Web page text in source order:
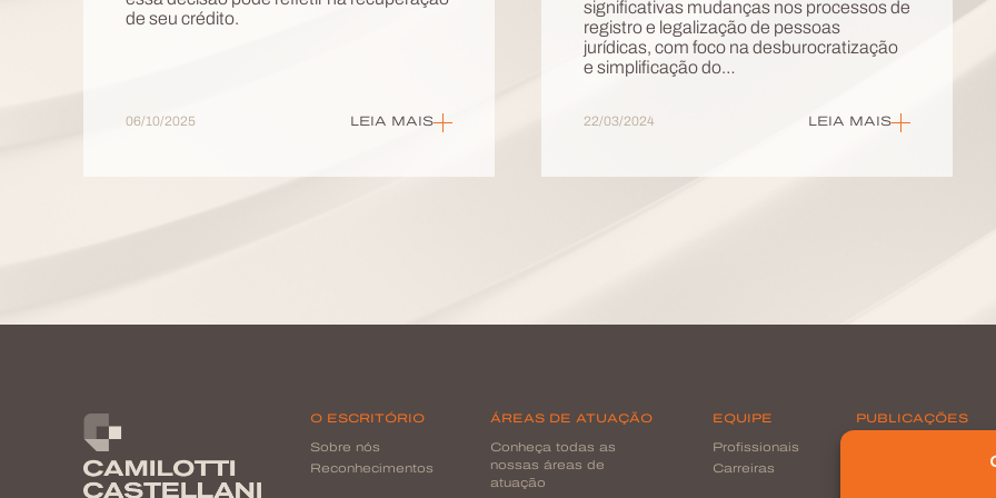
de seu crédito.
06/10/2025 LEIA MAIS
significativas mudanças nos processos de
registro e legalização de pessoas
jurídicas, com foco na desburocratização
e simplificação do…
22/03/2024 LEIA MAIS
O ESCRITÓRIO
Sobre nós
Reconhecimentos
ÁREAS DE ATUAÇÃO
Conheça todas as
nossas áreas de
atuação
EQUIPE
Profissionais
Carreiras
PUBLICAÇÕES